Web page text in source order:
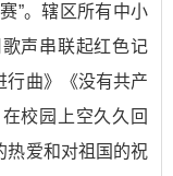
”。辖区所有中小
声串联起红色记
行曲》《没有共产
校园上空久久回
热爱和对祖国的祝